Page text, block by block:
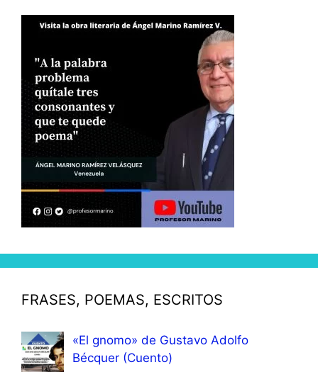
FRASES, POEMAS, ESCRITOS
«El gnomo» de Gustavo Adolfo
Bécquer (Cuento)